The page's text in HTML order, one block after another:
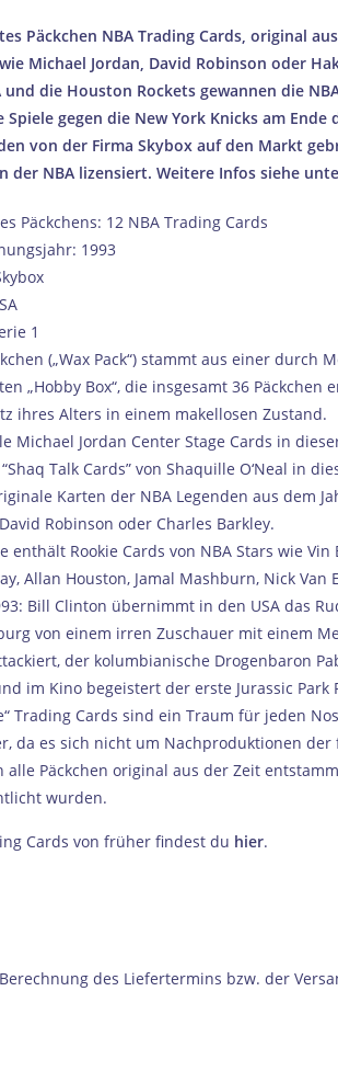
Päckchen NBA Trading Cards, original
Michael Jordan, David Robinson oder
und die Houston Rockets gewannen die
Spiele gegen die New York Knicks am Ende
von der Firma Skybox auf den Markt
der NBA lizensiert. Weitere Infos siehe
Päckchens: 12 NBA Trading Cards
1993
1
(„Wax Pack“) stammt aus einer durch
„Hobby Box“, die insgesamt 36 Päckchen
ihres Alters in einem makellosen Zustand.
Michael Jordan Center Stage Cards in
Talk Cards” von Shaquille O‘Neal in
Karten der NBA Legenden aus dem
Robinson oder Charles Barkley.
enthält Rookie Cards von NBA Stars wie Vin
Allan Houston, Jamal Mashburn, Nick Van
Bill Clinton übernimmt in den USA das
von einem irren Zuschauer mit einem
der kolumbianische Drogenbaron
im Kino begeistert der erste Jurassic Park
Trading Cards sind ein Traum für jeden
da es sich nicht um Nachproduktionen
alle Päckchen original aus der Zeit
wurden.
Cards von früher findest du hier.
des Liefertermins bzw. der